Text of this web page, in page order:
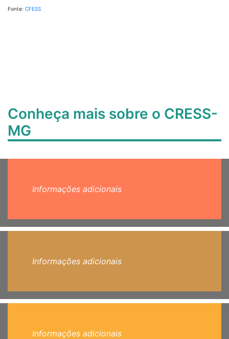
Fonte: CFESS
Conheça mais sobre o CRESS-
MG
Informações adicionais
Informações adicionais
Informações adicionais